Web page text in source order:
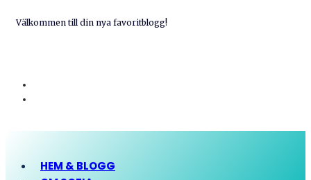
Välkommen till din nya favoritblogg!
HEM & BLOGG